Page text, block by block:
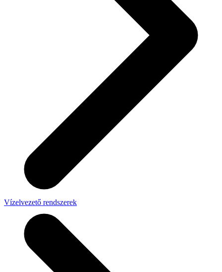
Vízelvezető rendszerek